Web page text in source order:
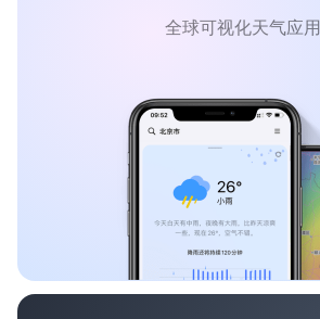
全球可视化天气应用